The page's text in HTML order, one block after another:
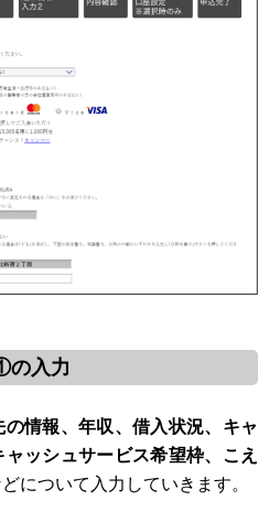
の入力
の情報、年収、借入状況、キャ
ッシュサービス希望枠、こえ
について入力していきます。